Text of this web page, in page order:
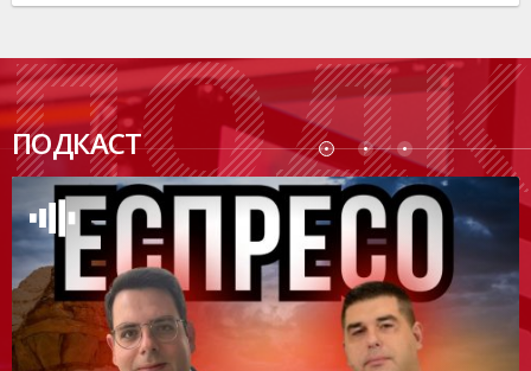
ПОДКАСТ
ПОДК
АСТ